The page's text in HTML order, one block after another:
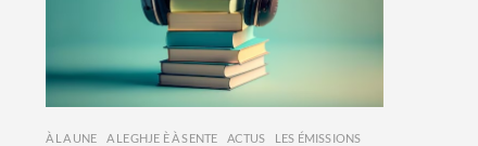
À LA UNE A LEGHJE È À SENTE ACTUS LES ÉMISSIONS